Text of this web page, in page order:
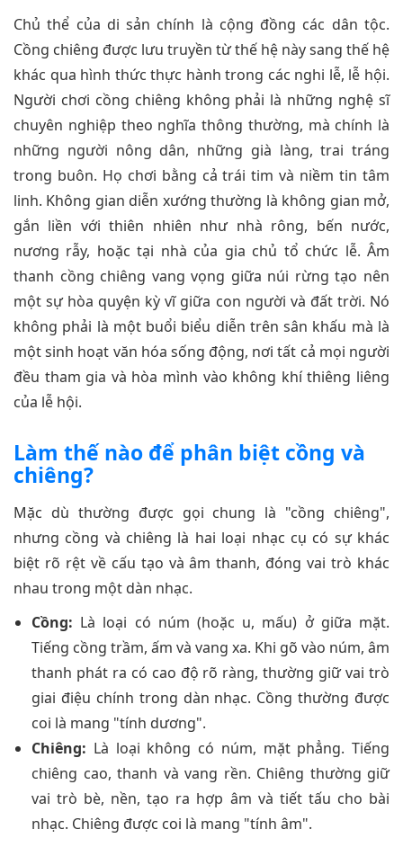
Chủ thể của di sản chính là cộng đồng các dân tộc.
Cồng chiêng được lưu truyền từ thế hệ này sang thế hệ
khác qua hình thức thực hành trong các nghi lễ, lễ hội.
Người chơi cồng chiêng không phải là những nghệ sĩ
chuyên nghiệp theo nghĩa thông thường, mà chính là
những người nông dân, những già làng, trai tráng
trong buôn. Họ chơi bằng cả trái tim và niềm tin tâm
linh. Không gian diễn xướng thường là không gian mở,
gắn liền với thiên nhiên như nhà rông, bến nước,
nương rẫy, hoặc tại nhà của gia chủ tổ chức lễ. Âm
thanh cồng chiêng vang vọng giữa núi rừng tạo nên
một sự hòa quyện kỳ vĩ giữa con người và đất trời. Nó
không phải là một buổi biểu diễn trên sân khấu mà là
một sinh hoạt văn hóa sống động, nơi tất cả mọi người
đều tham gia và hòa mình vào không khí thiêng liêng
của lễ hội.
Làm thế nào để phân biệt cồng và
chiêng?
Mặc dù thường được gọi chung là "cồng chiêng",
nhưng cồng và chiêng là hai loại nhạc cụ có sự khác
biệt rõ rệt về cấu tạo và âm thanh, đóng vai trò khác
nhau trong một dàn nhạc.
Cồng: Là loại có núm (hoặc u, mấu) ở giữa mặt.
Tiếng cồng trầm, ấm và vang xa. Khi gõ vào núm, âm
thanh phát ra có cao độ rõ ràng, thường giữ vai trò
giai điệu chính trong dàn nhạc. Cồng thường được
coi là mang "tính dương".
Chiêng: Là loại không có núm, mặt phẳng. Tiếng
chiêng cao, thanh và vang rền. Chiêng thường giữ
vai trò bè, nền, tạo ra hợp âm và tiết tấu cho bài
nhạc. Chiêng được coi là mang "tính âm".